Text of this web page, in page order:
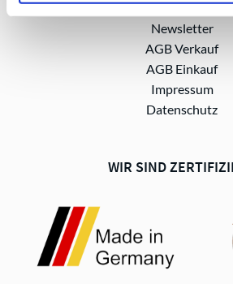
Newsletter
AGB Verkauf
AGB Einkauf
Impressum
Datenschutz
WIR SIND